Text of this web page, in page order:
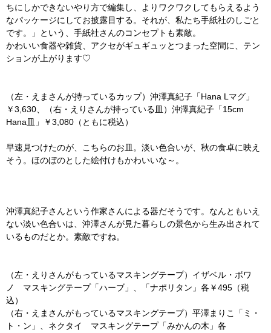
ちにしかできないやり方で編集し、よりワクワクしてもらえるよう
なパッケージにしてお披露目する。それが、私たち手紙社のしごと
です。」という、手紙社さんのコンセプトも素敵。
かわいい食器や雑貨、アクセがギュギュッとつまった空間に、テン
ションが上がります♡
（左・えまさんが持っているカップ）沖澤真紀子「Hana Lマグ」
￥3,630、（右・えりさんが持っている皿）沖澤真紀子「15cm
Hana皿」￥3,080（ともに税込）
早速見つけたのが、こちらのお皿。淡い色合いが、秋の食卓に映え
そう。ほのぼのとした絵付けもかわいいな～。
沖澤真紀子さんという作家さんによる器だそうです。なんともいえ
ない淡い色合いは、沖澤さんが見た暮らしの景色から生み出されて
いるものだとか。素敵ですね。
（左・えりさんがもっているマスキングテープ）イザベル・ボワ
ノ マスキングテープ「ハーブ」、「ナポリタン」各￥495（税
込）
（右・えまさんがもっているマスキングテープ）平澤まりこ「ミ・
ト・ン」、ネクタイ マスキングテープ「みかんの木」各